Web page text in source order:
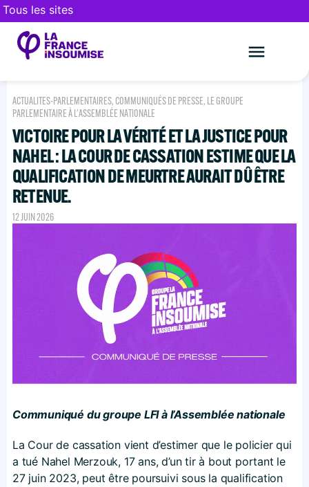
Tous les sites
ACTUALITES-PARLEMENTAIRES, COMMUNIQUÉS DE PRESSE, LE GROUPE
PARLEMENTAIRE À L'ASSEMBLÉE NATIONALE
VICTOIRE POUR LA VÉRITÉ ET LA JUSTICE POUR
NAHEL : LA COUR DE CASSATION ESTIME QUE LA
QUALIFICATION DE MEURTRE AURAIT DÛ ÊTRE
RETENUE.
12 JUIN 2026
Communiqué du groupe LFI à l’Assemblée nationale
La Cour de cassation vient d’estimer que le policier qui
a tué Nahel Merzouk, 17 ans, d’un tir à bout portant le
27 juin 2023, peut être poursuivi sous la qualification